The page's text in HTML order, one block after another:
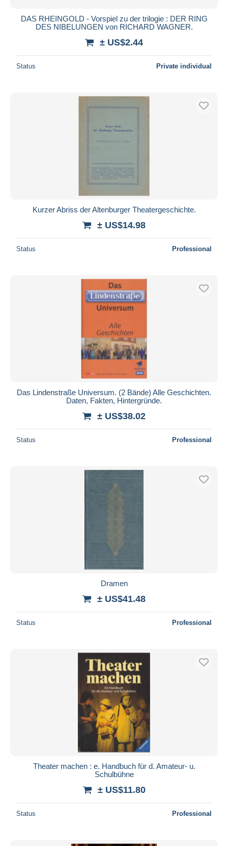
DAS RHEINGOLD - Vorspiel zu der trilogie : DER RING
DES NIBELUNGEN von RICHARD WAGNER.
± US$2.44
Status Private individual
Kurzer Abriss der Altenburger Theatergeschichte.
± US$14.98
Status Professional
Das Lindenstraße Universum. (2 Bände) Alle Geschichten.
Daten, Fakten, Hintergründe.
± US$38.02
Status Professional
Dramen
± US$41.48
Status Professional
Theater machen : e. Handbuch für d. Amateur- u.
Schulbühne
± US$11.80
Status Professional